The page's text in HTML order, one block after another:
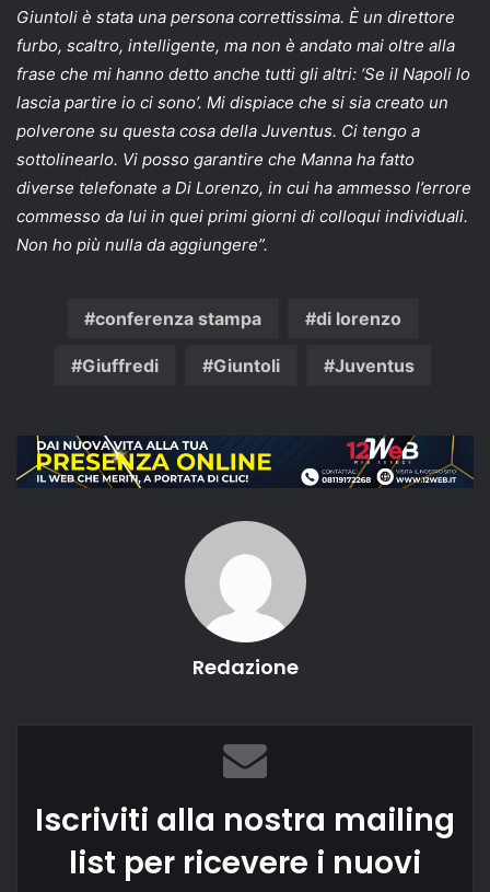
Giuntoli è stata una persona correttissima. È un direttore
furbo, scaltro, intelligente, ma non è andato mai oltre alla
frase che mi hanno detto anche tutti gli altri: ‘Se il Napoli lo
lascia partire io ci sono’. Mi dispiace che si sia creato un
polverone su questa cosa della Juventus. Ci tengo a
sottolinearlo. Vi posso garantire che Manna ha fatto
diverse telefonate a Di Lorenzo, in cui ha ammesso l’errore
commesso da lui in quei primi giorni di colloqui individuali.
Non ho più nulla da aggiungere”.
conferenza stampa di lorenzo
Giuffredi Giuntoli Juventus
Redazione
Iscriviti alla nostra mailing
list per ricevere i nuovi